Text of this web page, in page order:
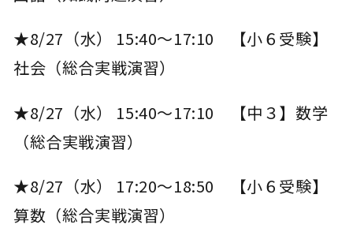
★8/27（水） 15:40～17:10 【小６受験】
社会（総合実戦演習）
★8/27（水） 15:40～17:10 【中３】数学
（総合実戦演習）
★8/27（水） 17:20～18:50 【小６受験】
算数（総合実戦演習）